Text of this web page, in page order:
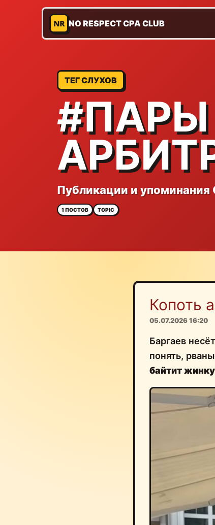
NR NO RESPECT CPA CLUB
ТЕГ СЛУХОВ
#ПАРЫ
Публикации и
1 ПОСТОВ TOPIC
Копоть
05.07.2026 16:20
Баргаев
понять,
байтит жинку